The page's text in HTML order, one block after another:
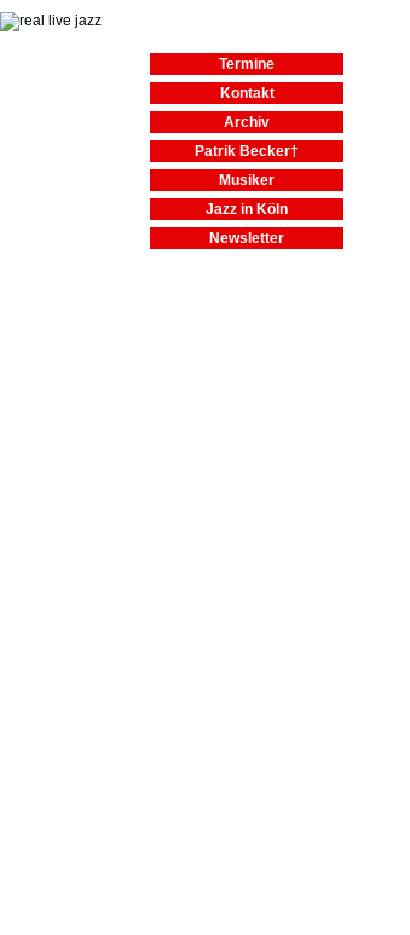
Termine
Kontakt
Archiv
Patrik Becker†
Musiker
Jazz in Köln
Newsletter